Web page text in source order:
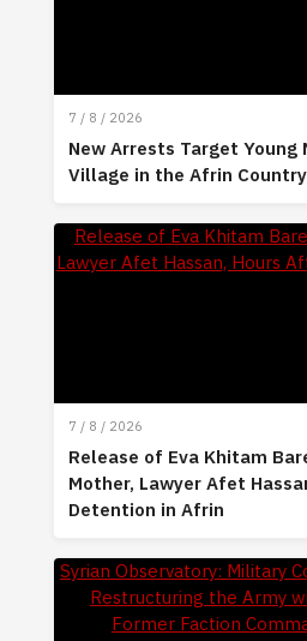
7 / 8 / 2026
New Arrests Target
Village in the Afrin
7 / 8 / 2026
Release of Eva Khitam
Mother, Lawyer Afet
Detention in Afrin